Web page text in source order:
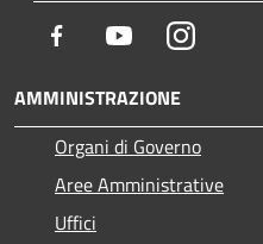
Facebook YoutubeInstagram
AMMINISTRAZIONE
Organi di Governo
Aree Amministrative
Uffici